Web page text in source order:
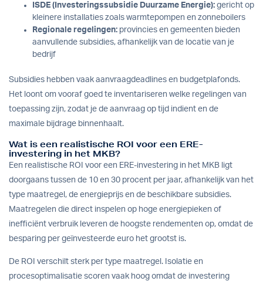
ISDE (Investeringssubsidie Duurzame Energie): gericht op
kleinere installaties zoals warmtepompen en zonneboilers
Regionale regelingen: provincies en gemeenten bieden
aanvullende subsidies, afhankelijk van de locatie van je
bedrijf
Subsidies hebben vaak aanvraagdeadlines en budgetplafonds.
Het loont om vooraf goed te inventariseren welke regelingen van
toepassing zijn, zodat je de aanvraag op tijd indient en de
maximale bijdrage binnenhaalt.
Wat is een realistische ROI voor een ERE-
investering in het MKB?
Een realistische ROI voor een ERE-investering in het MKB ligt
doorgaans tussen de 10 en 30 procent per jaar, afhankelijk van het
type maatregel, de energieprijs en de beschikbare subsidies.
Maatregelen die direct inspelen op hoge energiepieken of
inefficiënt verbruik leveren de hoogste rendementen op, omdat de
besparing per geïnvesteerde euro het grootst is.
De ROI verschilt sterk per type maatregel. Isolatie en
procesoptimalisatie scoren vaak hoog omdat de investering